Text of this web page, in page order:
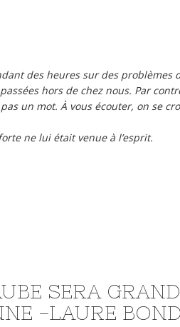
des heures sur des problèmes
hors de chez nous. Par
un mot. À vous écouter, on se
ne lui était venue à l’esprit.
SERA
-LAURE